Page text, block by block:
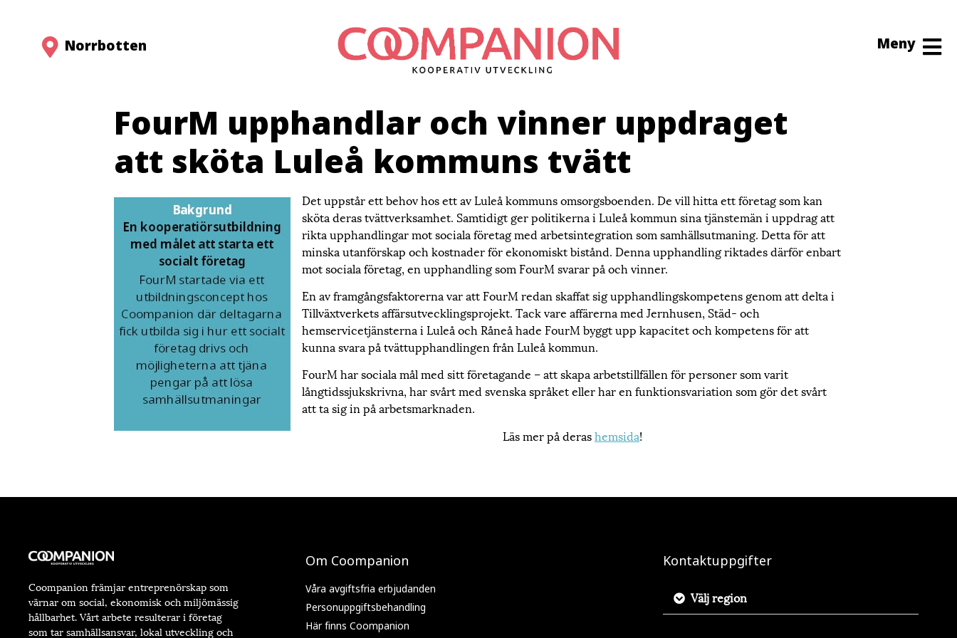
Norrbotten Meny
FourM upphandlar och vinner uppdraget
att sköta Luleå kommuns tvätt
Det uppstår ett behov hos ett av Luleå kommuns omsorgsboenden. De vill hitta ett företag som kan
sköta deras tvättverksamhet. Samtidigt ger politikerna i Luleå kommun sina tjänstemän i uppdrag att
rikta upphandlingar mot sociala företag med arbetsintegration som samhällsutmaning. Detta för att
minska utanförskap och kostnader för ekonomiskt bistånd. Denna upphandling riktades därför enbart
mot sociala företag, en upphandling som FourM svarar på och vinner.
En av framgångsfaktorerna var att FourM redan skaffat sig upphandlingskompetens genom att delta i
Tillväxtverkets affärsutvecklingsprojekt. Tack vare affärerna med Jernhusen, Städ- och
hemservicetjänsterna i Luleå och Råneå hade FourM byggt upp kapacitet och kompetens för att
kunna svara på tvättupphandlingen från Luleå kommun.
FourM har sociala mål med sitt företagande – att skapa arbetstillfällen för personer som varit
långtidssjukskrivna, har svårt med svenska språket eller har en funktionsvariation som gör det svårt
att ta sig in på arbetsmarknaden.
Läs mer på derashemsida!
Coompanion främjar entreprenörskap som
värnar om social, ekonomisk och miljömässig
hållbarhet. Vårt arbete resulterar i företag
som tar samhällsansvar, lokal utveckling och
Om Coompanion
Våra avgiftsfria erbjudanden
Personuppgiftsbehandling
Här finns Coompanion
Kontaktuppgifter
Välj region